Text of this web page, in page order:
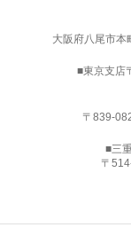
大阪府八尾市本
■東京支店
〒839-
■三
〒